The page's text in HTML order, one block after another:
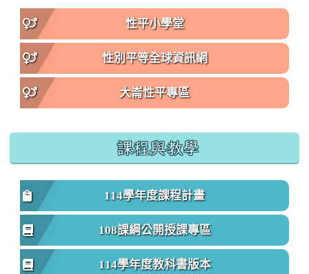
性平小學堂
性別平等全球資訊網
大崙性平專區
課程與教學
114學年度課程計畫
108課綱公開授課專區
114學年度教科書版本